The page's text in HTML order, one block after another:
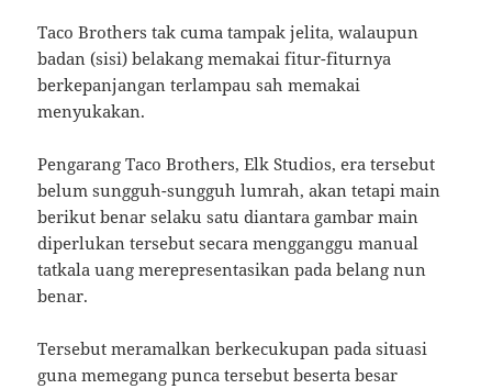
Taco Brothers tak cuma tampak jelita, walaupun
badan (sisi) belakang memakai fitur-fiturnya
berkepanjangan terlampau sah memakai
menyukakan.
Pengarang Taco Brothers, Elk Studios, era tersebut
belum sungguh-sungguh lumrah, akan tetapi main
berikut benar selaku satu diantara gambar main
diperlukan tersebut secara mengganggu manual
tatkala uang merepresentasikan pada belang nun
benar.
Tersebut meramalkan berkecukupan pada situasi
guna memegang punca tersebut beserta besar